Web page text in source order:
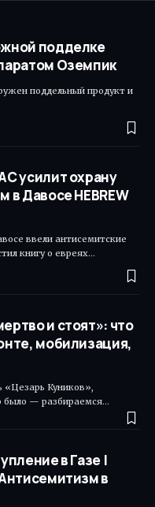
подделке
Оземпик
поддельный продукт и
усилит охрану
Давосе HEBREW
ввели антисемитские
книгу о евреях…
и стоят»: что
мобилизация,
«Цезарь Куников»,
было — разбираемся…
в Газе |
в